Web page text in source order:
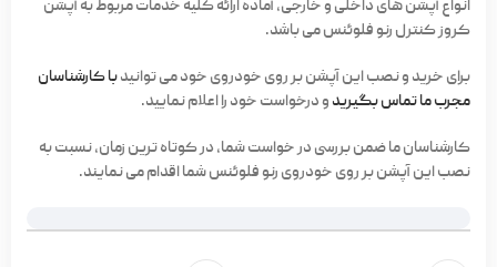
انواع آپشن های داخلی و خارجی، آماده ارائه کلیه خدمات مربوط به آپشن
کروز کنترل رنو فلوئنس می باشد.
برای خرید و نصب این آپشن بر روی خودروی خود می توانیدبا کارشناسان
مجرب ما تماس بگیرید و درخواست خود را اعلام نمایید.
کارشناسان ما ضمن بررسی در خواست شما، در کوتاه ترین زمان، نسبت به
نصب این آپشن بر روی خودروی رنو فلوئنس شما اقدام می نمایند.